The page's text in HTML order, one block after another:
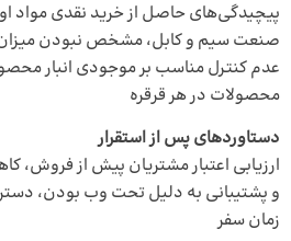
پیچیدگی‌های حاصل از خرید نقدی مواد
صنعت سیم و کابل، مشخص نبودن میزان
عدم کنترل مناسب بر موجودی انبار
محصولات در هر قرقره
دستاوردهای پس از استقرار
ارزیابی اعتبار مشتریان پیش از
و پشتیبانی به دلیل تحت وب بودن،
زمان سفر